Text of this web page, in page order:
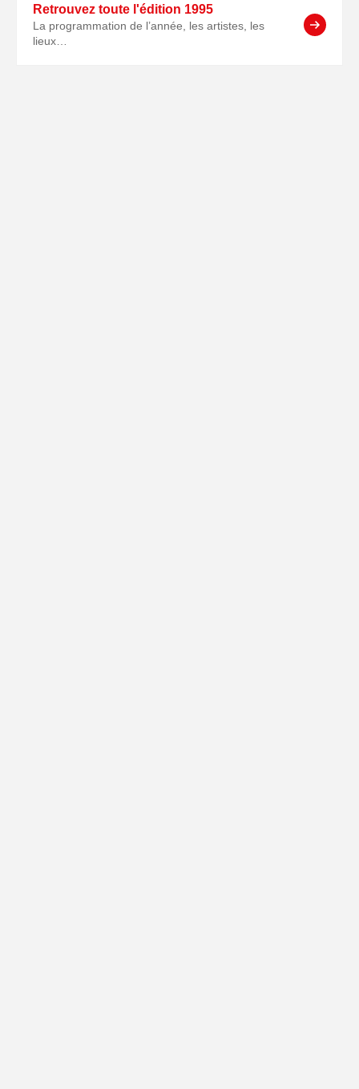
Retrouvez toute l'édition 1995
La programmation de l’année, les artistes, les
lieux…